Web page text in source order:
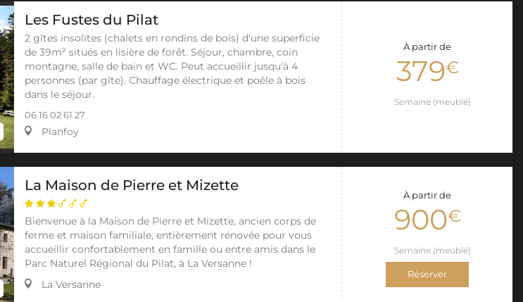
Les Fustes du Pilat
2 gîtes insolites (chalets en rondins de bois) d'une superficie
de 39m² situés en lisière de forêt. Séjour, chambre, coin
montagne, salle de bain et WC. Peut accueillir jusqu'à 4
personnes (par gîte). Chauffage électrique et poêle à bois
dans le séjour.
06 16 02 61 27
Planfoy
À partir de
379€
Semaine (meublé)
La Maison de Pierre et Mizette
Bienvenue à la Maison de Pierre et Mizette, ancien corps de
ferme et maison familiale, entièrement rénovée pour vous
accueillir confortablement en famille ou entre amis dans le
Parc Naturel Régional du Pilat, à La Versanne !
La Versanne
À partir de
900€
Semaine (meublé)
Réserver